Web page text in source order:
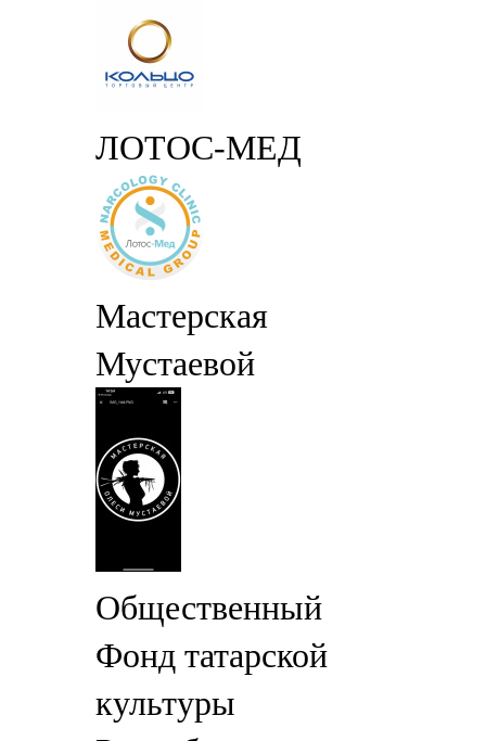
ЛОТОС-МЕД
Мастерская
Мустаевой
Общественный
Фонд татарской
культуры